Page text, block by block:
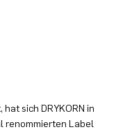
sich DRYKORN in
renommierten Label